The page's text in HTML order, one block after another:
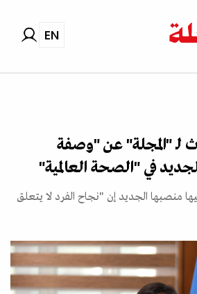
EN
لـ "المجلة" عن "وصفة
في "الصحة العالمية"
منصبها الجديد إن "نجاح الفرد لا يتعلق